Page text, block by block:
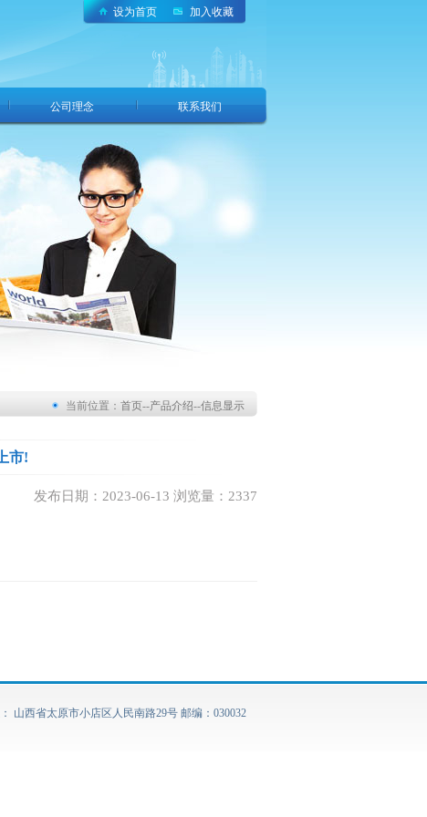
设为首页 加入收藏
公司理念 联系我们
当前位置： 首页--产品介绍--信息显示
市!
发布日期：2023-06-13 浏览量：2337
山西省太原市小店区人民南路29号 邮编：030032